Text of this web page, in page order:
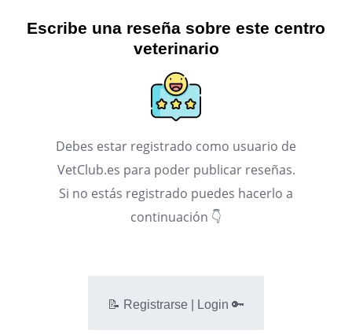
Escribe una reseña sobre este centro
veterinario
Debes estar registrado como usuario de
VetClub.es para poder publicar reseñas.
Si no estás registrado puedes hacerlo a
continuación 👇
📝 Registrarse | Login 🔑